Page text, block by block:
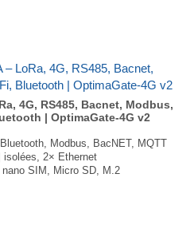
4G, RS485, Bacnet, Modbus,
| OptimaGate-4G v2
Modbus, BacNET, MQTT
isolées, 2× Ethernet
SIM, Micro SD, M.2